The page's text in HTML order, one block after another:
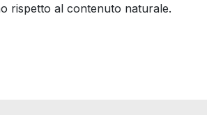
rispetto al contenuto naturale.